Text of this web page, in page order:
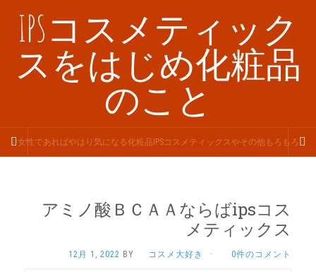
IPSコスメティック
スをはじめ化粧品
のこと
女性であればやはり気になる化粧品IPSコスメティックスやその他もろもろ
アミノ酸ＢＣＡＡならばipsコス
メティックス
12月 1, 2022 BY コスメ大好き · 0件のコメント